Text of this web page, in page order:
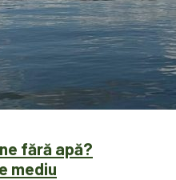
fără apă?
mediu